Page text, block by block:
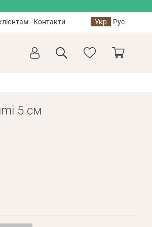
Контакти Укр Рус
5 см